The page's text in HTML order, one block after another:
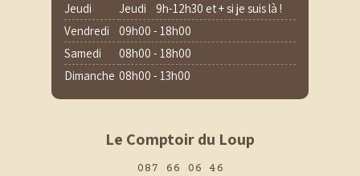
Jeudi
Jeudi 9h-12h30 et + si je suis là !
Vendredi
09h00 - 18h00
Samedi
08h00 - 18h00
Dimanche 08h00 - 13h00
Le Comptoir du Loup
087 66 06 46